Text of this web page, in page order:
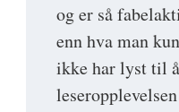
og er så
enn hva man
ikke har lyst til